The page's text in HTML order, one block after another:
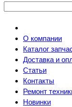
О компании
Каталог
Доставка и
Статьи
Контакты
Ремонт
Новинки